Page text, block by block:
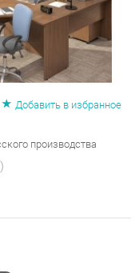
производства